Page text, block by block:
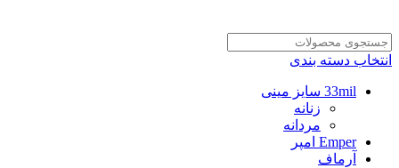
انتخاب دسته بندی
33mil سایز مینی
زنانه
مردانه
Emper امپر
آرماف